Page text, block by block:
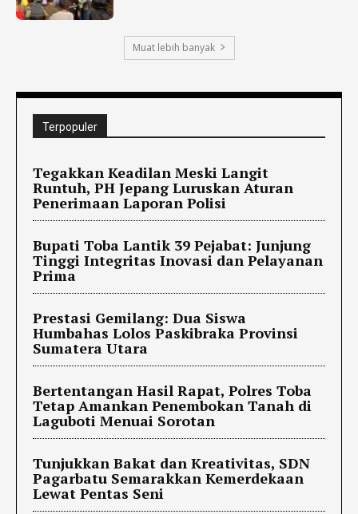
Muat lebih banyak
Terpopuler
Tegakkan Keadilan Meski Langit
Runtuh, PH Jepang Luruskan Aturan
Penerimaan Laporan Polisi
Bupati Toba Lantik 39 Pejabat: Junjung
Tinggi Integritas Inovasi dan Pelayanan
Prima
Prestasi Gemilang: Dua Siswa
Humbahas Lolos Paskibraka Provinsi
Sumatera Utara
Bertentangan Hasil Rapat, Polres Toba
Tetap Amankan Penembokan Tanah di
Laguboti Menuai Sorotan
Tunjukkan Bakat dan Kreativitas, SDN
Pagarbatu Semarakkan Kemerdekaan
Lewat Pentas Seni